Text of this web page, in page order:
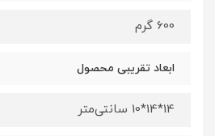
600 گرم
ابعاد تقریبی محصول
14*14*10 سانتی‌متر